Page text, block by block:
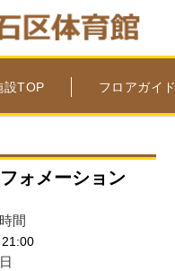
設TOP フロアガイド
ォメーション
間